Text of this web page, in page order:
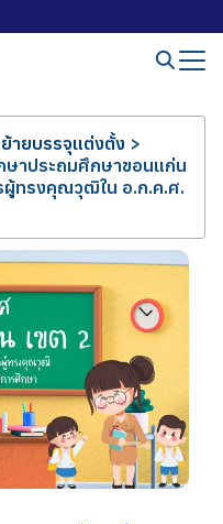
ายบรรจุแต่งตั้ง >
ษาประถมศึกษาขอนแก่น
ผู้ทรงคุณวุฒิใน อ.ก.ค.ศ.